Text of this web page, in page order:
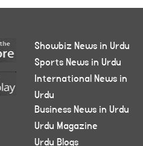
Showbiz News in Urdu
Sports News in Urdu
International News in
Urdu
Business News in Urdu
Urdu Magazine
Urdu Blogs